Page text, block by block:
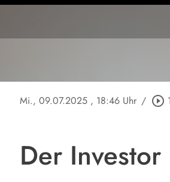
Mi., 09.07.2025 , 18:46 Uhr / play_circle_outline
Der